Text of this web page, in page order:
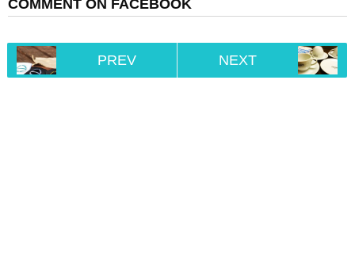
COMMENT ON FACEBOOK
PREV NEXT